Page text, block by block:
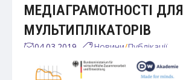
МЕДІАГРАМОТНОСТІ ДЛЯ
МУЛЬТИПЛІКАТОРІВ
04.03.2019 Новини/Публікації